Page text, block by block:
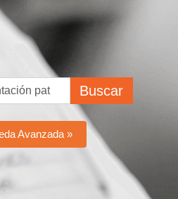
Buscar
Avanzada »